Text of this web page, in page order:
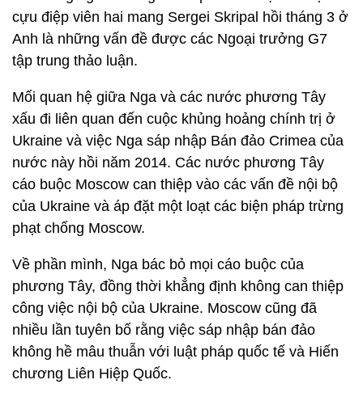
cựu điệp viên hai mang Sergei Skripal hồi tháng 3 ở
Anh là những vấn đề được các Ngoại trưởng G7
tập trung thảo luận.
Mối quan hệ giữa Nga và các nước phương Tây
xấu đi liên quan đến cuộc khủng hoảng chính trị ở
Ukraine và việc Nga sáp nhập Bán đảo Crimea của
nước này hồi năm 2014. Các nước phương Tây
cáo buộc Moscow can thiệp vào các vấn đề nội bộ
của Ukraine và áp đặt một loạt các biện pháp trừng
phạt chống Moscow.
Về phần mình, Nga bác bỏ mọi cáo buộc của
phương Tây, đồng thời khẳng định không can thiệp
công việc nội bộ của Ukraine. Moscow cũng đã
nhiều lần tuyên bố rằng việc sáp nhập bán đảo
không hề mâu thuẫn với luật pháp quốc tế và Hiến
chương Liên Hiệp Quốc.